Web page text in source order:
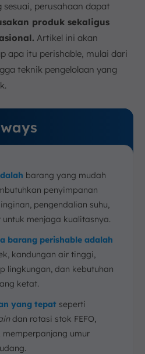
perusahaan dapat
produk sekaligus
Artikel ini akan
apa itu perishable, mulai dari
teknik pengelolaan yang
barang yang mudah
penyimpanan
pengendalian suhu,
menjaga kualitasnya.
barang perishable adalah
kandungan air tinggi,
lingkungan, dan kebutuhan
ketat.
yang tepat seperti
dan rotasi stok FEFO,
umur